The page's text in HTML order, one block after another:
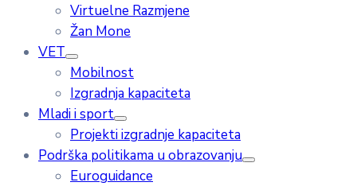
Virtuelne Razmjene
Žan Mone
VET
Mobilnost
Izgradnja kapaciteta
Mladi i sport
Projekti izgradnje kapaciteta
Podrška politikama u obrazovanju
Euroguidance